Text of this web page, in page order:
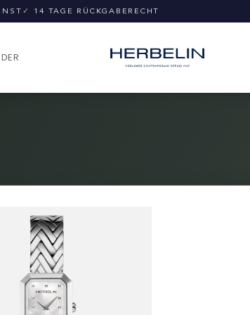
✓ 14 TAGE RÜCKGABERECHT